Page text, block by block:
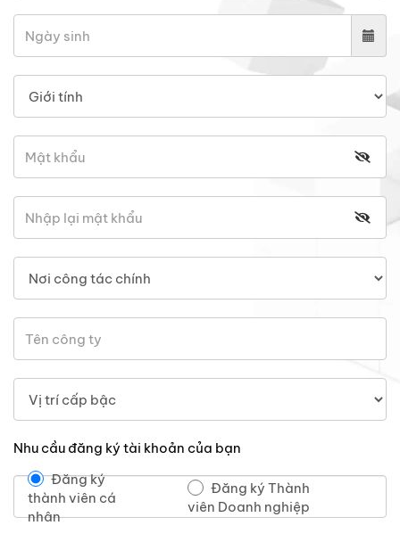
Nhu cầu đăng ký tài khoản của bạn
Đăng ký
thành viên cá
nhân
Đăng ký Thành
viên Doanh nghiệp